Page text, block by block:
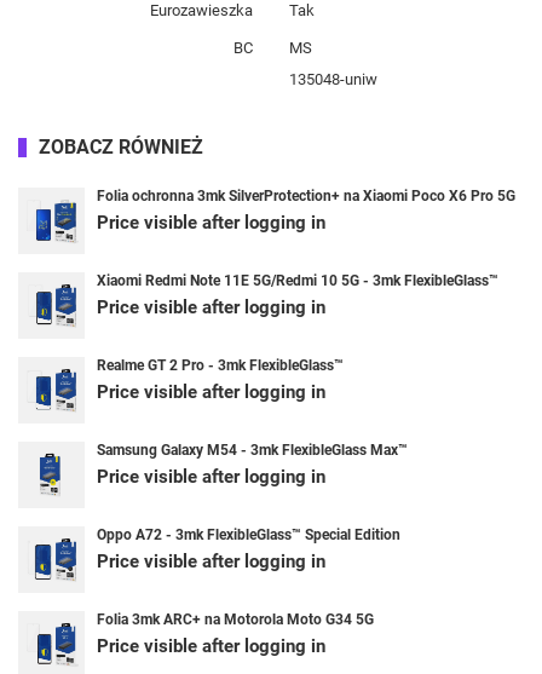
Eurozawieszka Tak
BC
MS
135048-uniw
ZOBACZ RÓWNIEŻ
Folia ochronna 3mk SilverProtection+ na Xiaomi Poco X6 Pro 5G
Price visible after logging in
Xiaomi Redmi Note 11E 5G/Redmi 10 5G - 3mk FlexibleGlass™
Price visible after logging in
Realme GT 2 Pro - 3mk FlexibleGlass™
Price visible after logging in
Samsung Galaxy M54 - 3mk FlexibleGlass Max™
Price visible after logging in
Oppo A72 - 3mk FlexibleGlass™ Special Edition
Price visible after logging in
Folia 3mk ARC+ na Motorola Moto G34 5G
Price visible after logging in